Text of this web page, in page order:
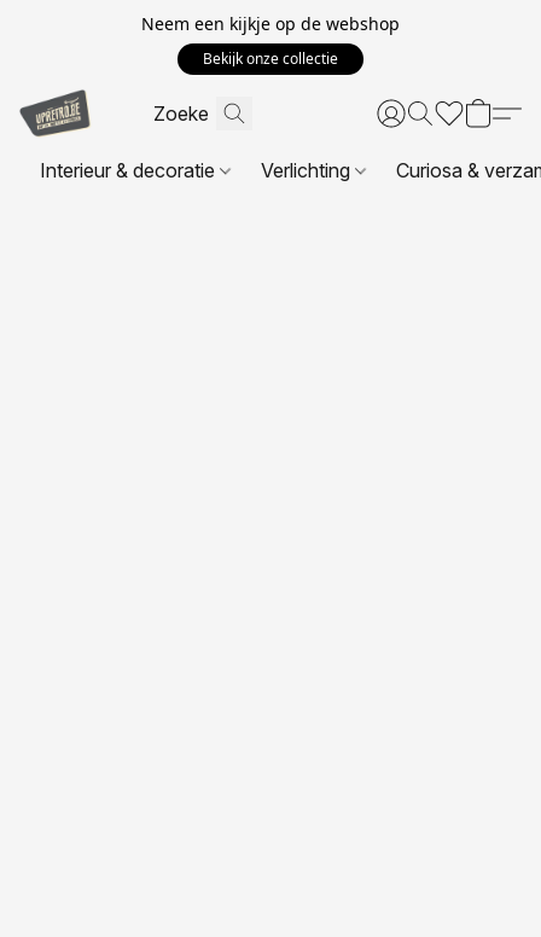
Neem een kijkje op de webshop
Bekijk onze collectie
Interieur & decoratie Verlichting Curiosa &